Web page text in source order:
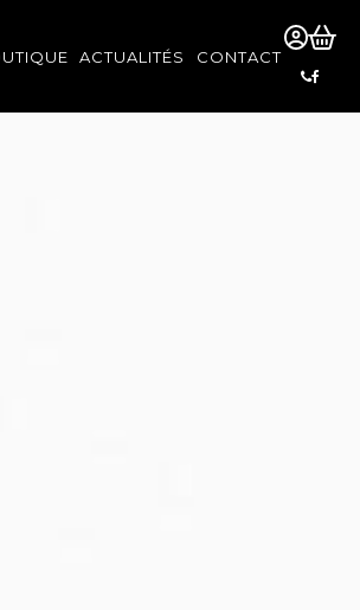
ACTUALITÉS CONTACT